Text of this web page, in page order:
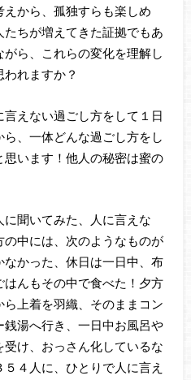
から、孤独すらも楽しめ
ちが増えてきた証拠でもあ
ら、これらの変化を理解し
れますか？
えない過ごし方をして１日
、一体どんな過ごし方をし
います！他人の秘密は蜜の
聞いてみた、人に言えな
中には、次のようなものが
かった、休日は一日中、布
んもその中で食べた！夕方
上着を羽織、そのままコン
湯へ行き、一日中お風呂や
け、おっさん化しているな
４人に、ひとりで人に言え